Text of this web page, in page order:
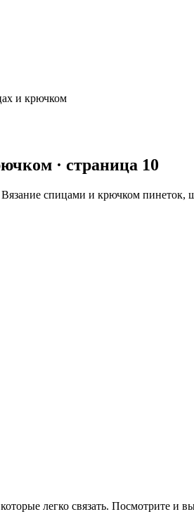
и крючком
· страница 10
спицами и крючком
легко связать. Посмотрите и